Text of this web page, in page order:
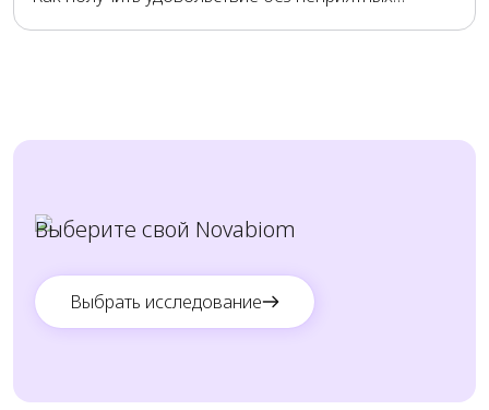
Выберите свой Novabiom
Выбрать исследование